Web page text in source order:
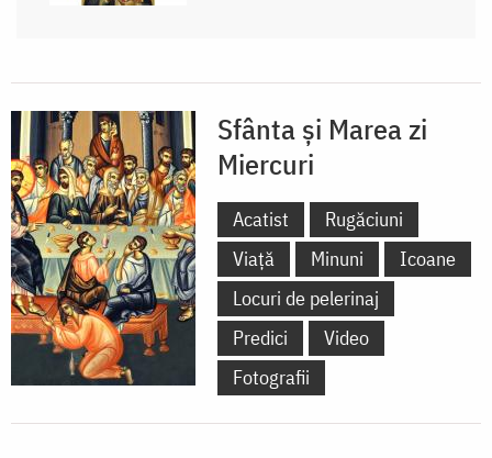
Sfânta și Marea zi
Miercuri
Acatist
Rugăciuni
Viață
Minuni
Icoane
Locuri de pelerinaj
Predici
Video
Fotografii